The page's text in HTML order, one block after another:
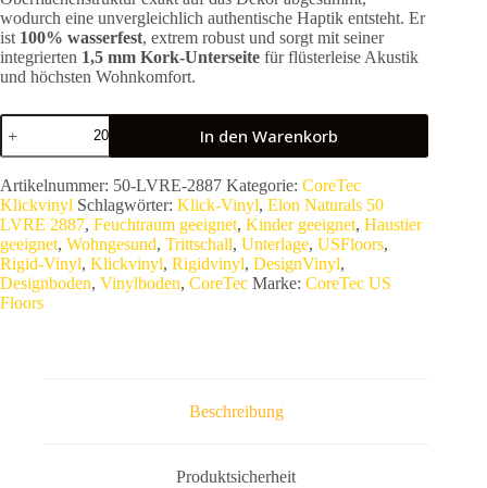
wodurch eine unvergleichlich authentische Haptik entsteht. Er
ist 100% wasserfest, extrem robust und sorgt mit seiner
integrierten 1,5 mm Kork-Unterseite für flüsterleise Akustik
und höchsten Wohnkomfort.
COREtec
Elon
Naturals
50
LVRE
2887
(Series
1800+++)
|
Rigid-
Vinyl
In den Warenkorb
Artikelnummer: 50-LVRE-2887 Kategorie: CoreTec
Klickvinyl Schlagwörter: Klick-Vinyl, Elon Naturals 50
LVRE 2887, Feuchtraum geeignet, Kinder geeignet, Haustier
geeignet, Wohngesund, Trittschall, Unterlage, USFloors,
Rigid-Vinyl, Klickvinyl, Rigidvinyl, DesignVinyl,
Designboden, Vinylboden, CoreTec Marke: CoreTec US
Floors
Beschreibung
Produktsicherheit